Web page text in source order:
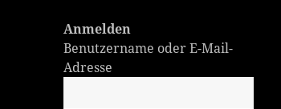
Anmelden
Benutzername oder E-Mail-
Adresse